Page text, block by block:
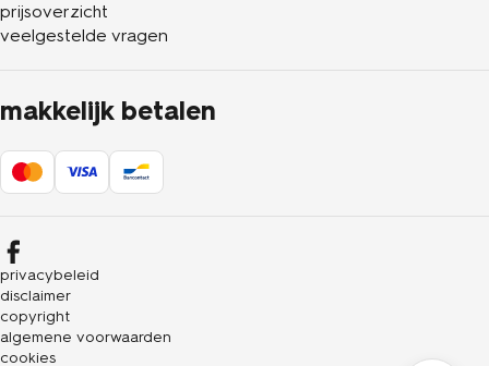
prijsoverzicht
veelgestelde vragen
makkelijk betalen
privacybeleid
disclaimer
copyright
algemene voorwaarden
cookies